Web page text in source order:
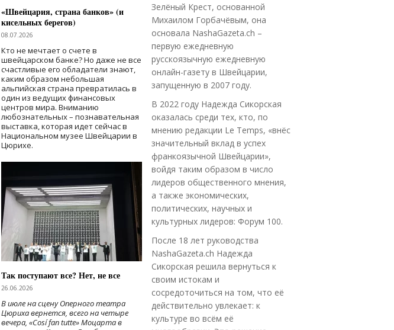
«Швейцария, страна банков» (и
кисельных берегов)
08.07.2026
Кто не мечтает о счете в
швейцарском банке? Но даже не все
счастливые его обладатели знают,
каким образом небольшая
альпийская страна превратилась в
один из ведущих финансовых
центров мира. Вниманию
любознательных – познавательная
выставка, которая идет сейчас в
Национальном музее Швейцарии в
Цюрихе.
Так поступают все? Нет, не все
26.06.2026
В июле на сцену Оперного театра
Цюриха вернется, всего на четыре
вечера, «Cosí fan tutte» Моцарта в
Зелёный Крест, основанной
Михаилом Горбачёвым, она
основала NashaGazeta.ch –
первую ежедневную
русскоязычную ежедневную
онлайн-газету в Швейцарии,
запущенную в 2007 году.
В 2022 году Надежда Сикорская
оказалась среди тех, кто, по
мнению редакции Le Temps, «внёс
значительный вклад в успех
франкоязычной Швейцарии»,
войдя таким образом в число
лидеров общественного мнения,
а также экономических,
политических, научных и
культурных лидеров: Форум 100.
После 18 лет руководства
NashaGazeta.ch Надежда
Сикорская решила вернуться к
своим истокам и
сосредоточиться на том, что её
действительно увлекает: к
культуре во всём её